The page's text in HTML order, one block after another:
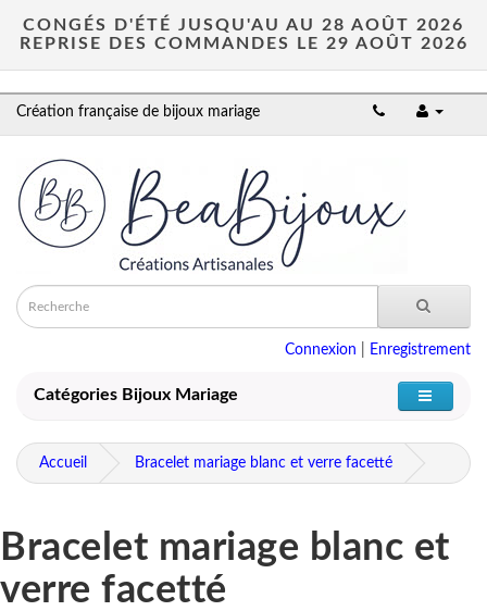
CONGÉS D'ÉTÉ JUSQU'AU AU 28 AOÛT 2026
REPRISE DES COMMANDES LE 29 AOÛT 2026
Création française de bijoux mariage
Connexion Enregistrement
Catégories Bijoux Mariage
Accueil Bracelet mariage blanc et verre facetté
Bracelet mariage blanc et
verre facetté